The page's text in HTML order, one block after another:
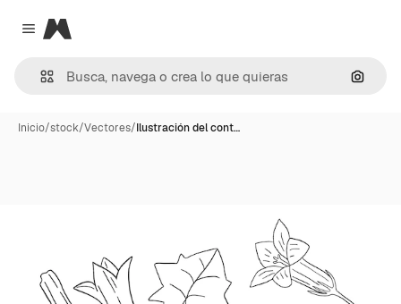
Close menu
Magnific
Inicio/stock/Vectores/Ilustración del cont…